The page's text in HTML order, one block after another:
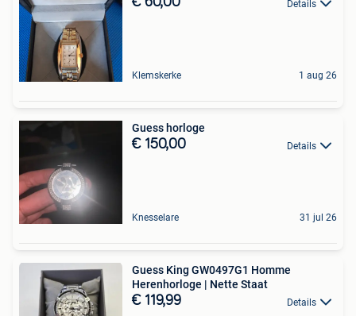
Details
Klemskerke 1 aug 26
Guess horloge
€ 150,00 Details
Knesselare 31 jul 26
Guess King GW0497G1 Homme
Herenhorloge | Nette Staat
€ 119,99 Details